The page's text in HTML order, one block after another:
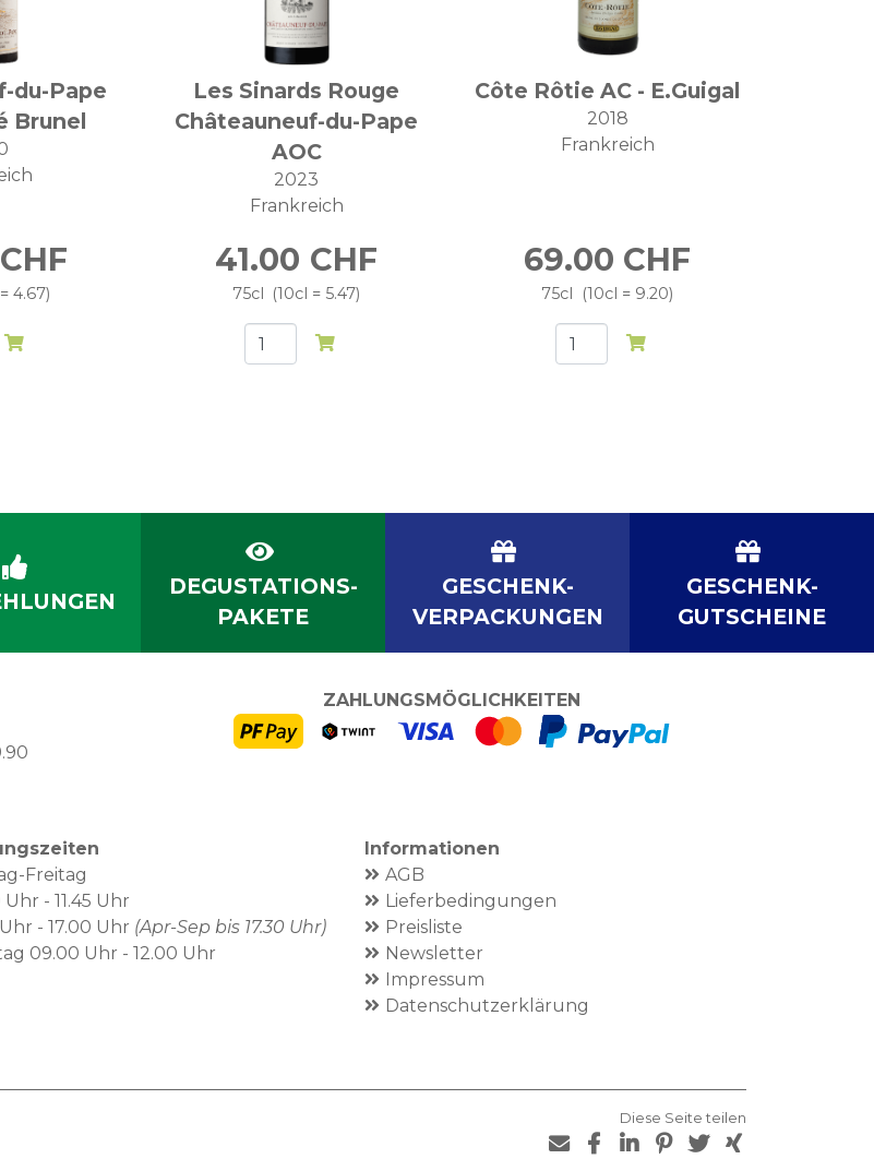
du-Pape
Brunel
CHF
4.67
Les Sinards Rouge
Châteauneuf-du-Pape
AOC
2023
Frankreich
41.00 CHF
75cl 10cl = 5.47
Côte Rôtie AC - E.Guigal
2018
Frankreich
69.00 CHF
75cl 10cl = 9.20
DEGUSTATIONS-
PAKETE
GESCHENK-
VERPACKUNGEN
GESCHENK-
GUTSCHEINE
ZAHLUNGSMÖGLICHKEITEN
Freitag
- 11.45 Uhr
- 17.00 Uhr (Apr-Sep bis 17.30 Uhr)
09.00 Uhr - 12.00 Uhr
Informationen
AGB
Lieferbedingungen
Preisliste
Newsletter
Impressum
Datenschutzerklärung
Diese Seite teilen